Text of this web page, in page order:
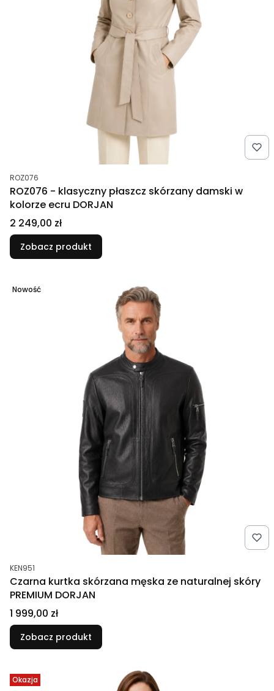
Kod produktu
ROZ076
ROZ076 - klasyczny płaszcz skórzany damski w
kolorze ecru DORJAN
Cena
2 249,00 zł
Zobacz produkt
Nowość
Kod produktu
KEN951
Czarna kurtka skórzana męska ze naturalnej skóry
PREMIUM DORJAN
Cena
1 999,00 zł
Zobacz produkt
Okazja